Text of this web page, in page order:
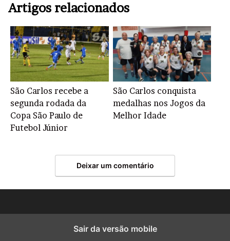
Artigos relacionados
São Carlos recebe a
segunda rodada da
Copa São Paulo de
Futebol Júnior
São Carlos conquista
medalhas nos Jogos da
Melhor Idade
Deixar um comentário
Sair da versão mobile